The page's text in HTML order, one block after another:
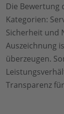
Die Bewertung
Kategorien:
Sicherheit und
Auszeichnung
überzeugen.
Transparenz